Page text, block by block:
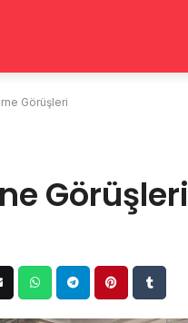
Görüşleri
Görüşleri